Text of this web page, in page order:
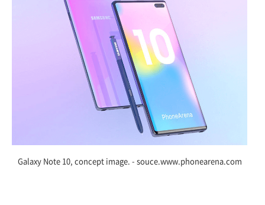
Galaxy Note 10, concept image. - souce.www.phonearena.com